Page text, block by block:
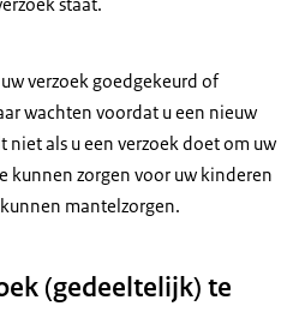
verzoek goedgekeurd of
wachten voordat u een nieuw
niet als u een verzoek doet om uw
kunnen zorgen voor uw kinderen
mantelzorgen.
(gedeeltelijk) te